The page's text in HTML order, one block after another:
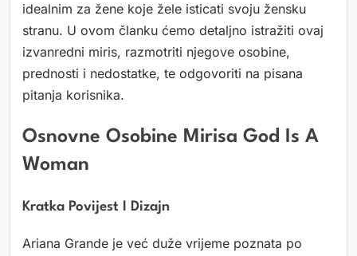
idealnim za žene koje žele isticati svoju žensku
stranu. U ovom članku ćemo detaljno istražiti ovaj
izvanredni miris, razmotriti njegove osobine,
prednosti i nedostatke, te odgovoriti na pisana
pitanja korisnika.
Osnovne Osobine Mirisa God Is A
Woman
Kratka Povijest I Dizajn
Ariana Grande je već duže vrijeme poznata po